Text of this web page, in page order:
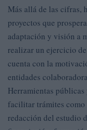
Más allá de las cifras,
proyectos que
adaptación y visión a
realizar un ejercicio
cuenta con la
entidades
Herramientas
facilitar trámites
redacción del estudio